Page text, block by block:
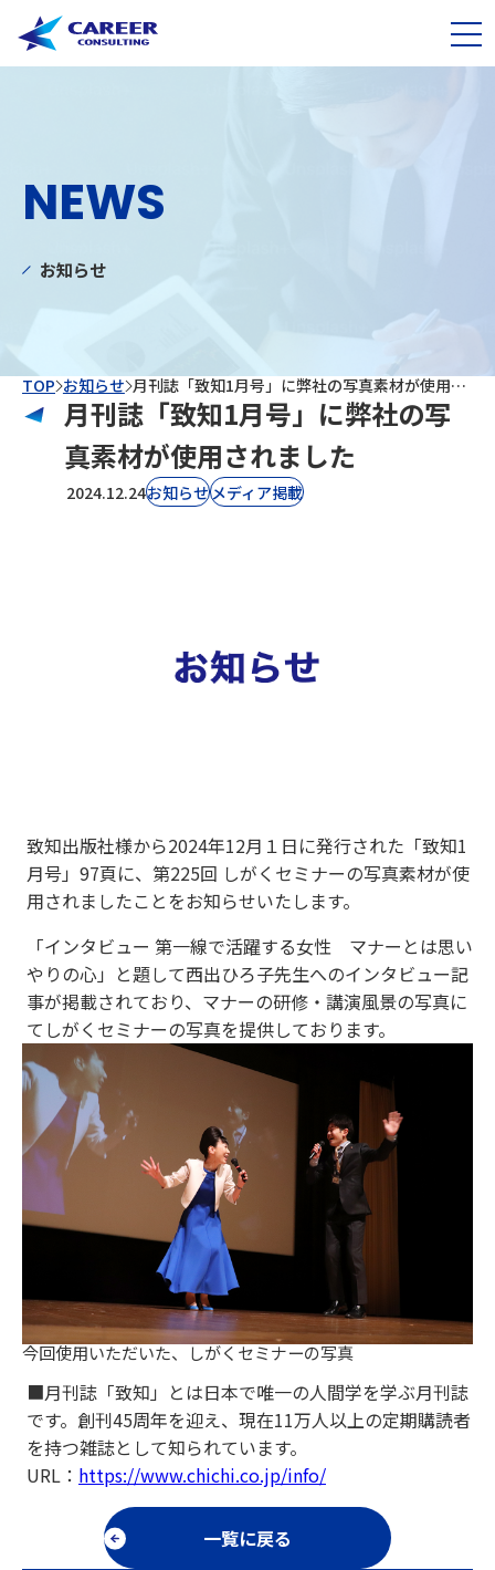
NEWS
お知らせ
TOP お知らせ 月刊誌「致知1月号」に弊社の写真素材が使用されました
月刊誌「致知1月号」に弊社の写
真素材が使用されました
2024.12.24お知らせ⁨⁩メディア掲載
致知出版社様から2024年12月１日に発行された「致知1
月号」97頁に、第225回 しがくセミナーの写真素材が使
用されましたことをお知らせいたします。
「インタビュー 第一線で活躍する女性 マナーとは思い
やりの心」と題して西出ひろ子先生へのインタビュー記
事が掲載されており、マナーの研修・講演風景の写真に
てしがくセミナーの写真を提供しております。
今回使用いただいた、しがくセミナーの写真
■月刊誌「致知」とは日本で唯一の人間学を学ぶ月刊誌
です。創刊45周年を迎え、現在11万人以上の定期購読者
を持つ雑誌として知られています。
URL： https://www.chichi.co.jp/info/
一覧に戻る